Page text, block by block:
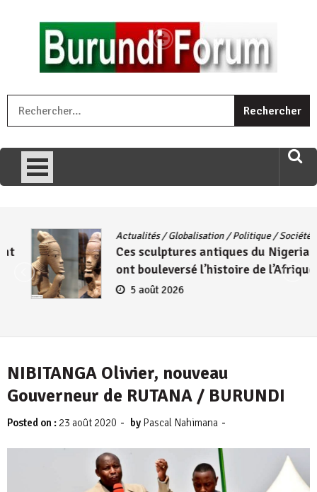
umariye umuryango wawe canke igihugu cakwibarutse .Wewe
uri ngaha ndagusigiye iki kibazo : Uriko ukora iki kugira ngo
Actualités/Globalisation/Politique/Société
Ces sculptures antiques du Nigeria qui
ont bouleversé l’histoire de l’Afrique
5 août 2026
NIBITANGA Olivier, nouveau
Gouverneur de RUTANA / BURUNDI
Posted on : 23 août 2020 - by Pascal Nahimana -